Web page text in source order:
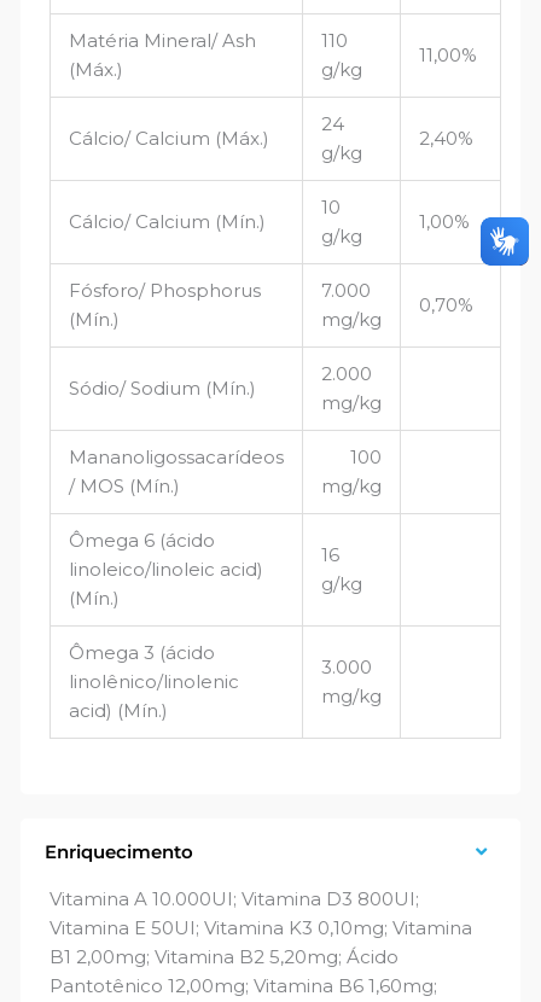
Matéria Mineral/ Ash
(Máx.)
110
g/kg
11,00%
Cálcio/ Calcium (Máx.)
24
g/kg
2,40%
Cálcio/ Calcium (Mín.)
10
g/kg
1,00%
Fósforo/ Phosphorus
(Mín.)
7.000
mg/kg
0,70%
Sódio/ Sodium (Mín.)
2.000
mg/kg
Mananoligossacarídeos
/ MOS (Mín.)
100
mg/kg
Ômega 6 (ácido
linoleico/linoleic acid)
(Mín.)
16
g/kg
Ômega 3 (ácido
linolênico/linolenic
acid) (Mín.)
3.000
mg/kg
Enriquecimento
Vitamina A 10.000UI; Vitamina D3 800UI;
Vitamina E 50UI; Vitamina K3 0,10mg; Vitamina
B1 2,00mg; Vitamina B2 5,20mg; Ácido
Pantotênico 12,00mg; Vitamina B6 1,60mg;